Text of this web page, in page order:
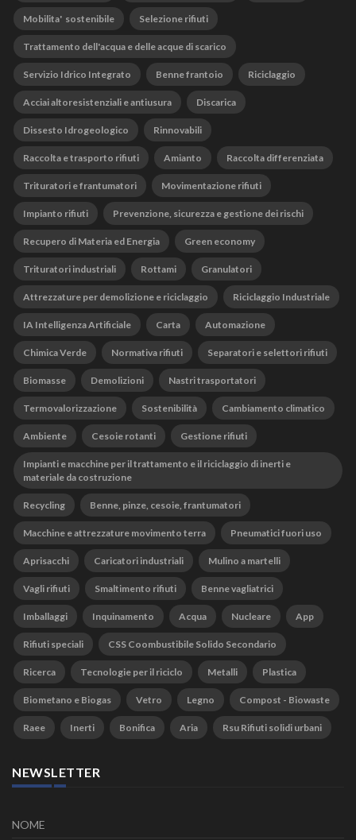
Mobilita' sostenibile Selezione rifiuti
Trattamento dell'acqua e delle acque di scarico
Servizio Idrico Integrato Benne frantoio Riciclaggio
Acciai altoresistenziali e antiusura Discarica
Dissesto Idrogeologico Rinnovabili
Raccolta e trasporto rifiuti Amianto Raccolta differenziata
Trituratori e frantumatori Movimentazione rifiuti
Impianto rifiuti Prevenzione, sicurezza e gestione dei rischi
Recupero di Materia ed Energia Green economy
Trituratori industriali Rottami Granulatori
Attrezzature per demolizione e riciclaggio Riciclaggio Industriale
IA Intelligenza Artificiale Carta Automazione
Chimica Verde Normativa rifiuti Separatori e selettori rifiuti
Biomasse Demolizioni Nastri trasportatori
Termovalorizzazione Sostenibilità Cambiamento climatico
Ambiente Cesoie rotanti Gestione rifiuti
Impianti e macchine per il trattamento e il riciclaggio di inerti e
materiale da costruzione
Recycling Benne, pinze, cesoie, frantumatori
Macchine e attrezzature movimento terra Pneumatici fuori uso
Aprisacchi Caricatori industriali Mulino a martelli
Vagli rifiuti Smaltimento rifiuti Benne vagliatrici
Imballaggi Inquinamento Acqua Nucleare App
Rifiuti speciali CSS Coombustibile Solido Secondario
Ricerca Tecnologie per il riciclo Metalli Plastica
Biometano e Biogas Vetro Legno Compost - Biowaste
Raee Inerti Bonifica Aria Rsu Rifiuti solidi urbani
NEWSLETTER